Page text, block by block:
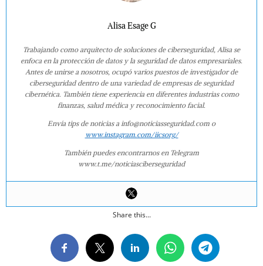
Alisa Esage G
Trabajando como arquitecto de soluciones de ciberseguridad, Alisa se
enfoca en la protección de datos y la seguridad de datos empresariales.
Antes de unirse a nosotros, ocupó varios puestos de investigador de
ciberseguridad dentro de una variedad de empresas de seguridad
cibernética. También tiene experiencia en diferentes industrias como
finanzas, salud médica y reconocimiento facial.
Envía tips de noticias a info@noticiasseguridad.com o
www.instagram.com/iicsorg/
También puedes encontrarnos en Telegram
www.t.me/noticiasciberseguridad
Share this...